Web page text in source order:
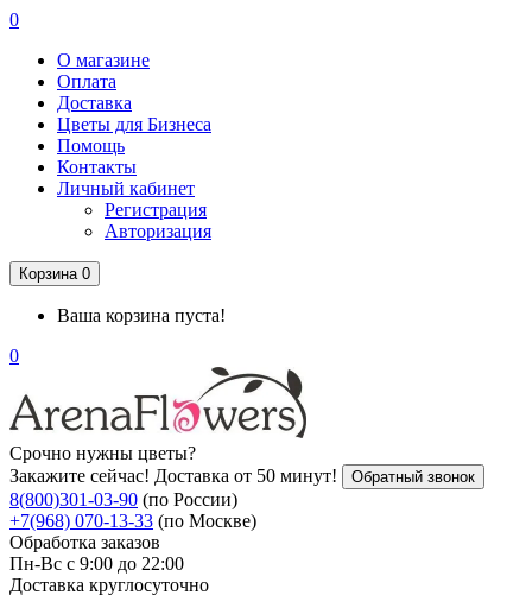
0
О магазине
Оплата
Доставка
Цветы для Бизнеса
Помощь
Контакты
Личный кабинет
Регистрация
Авторизация
Корзина 0
Ваша корзина пуста!
0
Срочно нужны цветы?
Закажите сейчас! Доставка от 50 минут!
Обратный звонок
8(800)301-03-90 (по России)
+7(968) 070-13-33 (по Москве)
Обработка заказов
Пн-Вс с 9:00 до 22:00
Доставка круглосуточно